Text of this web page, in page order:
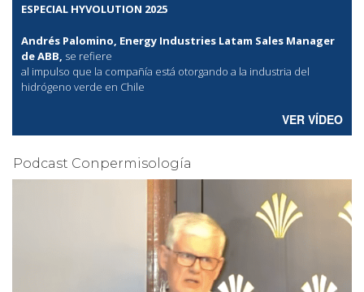
ESPECIAL HYVOLUTION 2025
Andrés Palomino, Energy Industries Latam Sales Manager
de ABB, se refiere
al impulso que la compañía está otorgando a la industria del
hidrógeno verde en Chile
VER VÍDEO
Podcast Conpermisología